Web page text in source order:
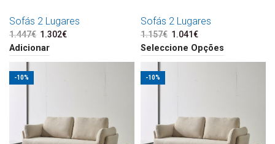
Sofás 2 Lugares
1.447€ O preço original era:
1.447€.
1.302€
Adicionar
Sofás 2 Lugares
1.157€ O preço original era:
1.157€.
1.041€
1.041€.
Seleccione Opções
-10% -10%